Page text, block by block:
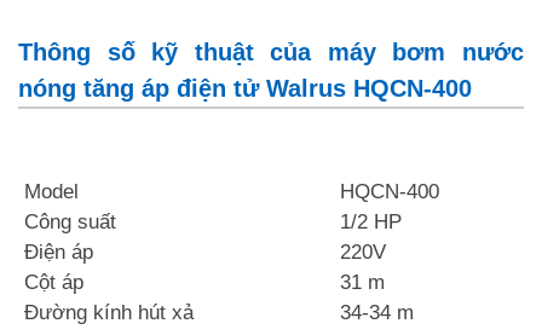
Thông số kỹ thuật của máy bơm nước
nóng tăng áp điện tử Walrus HQCN-400
Model
HQCN-400
Công suất
1/2 HP
Điện áp
220V
Cột áp
31 m
Đường kính hút xả
34-34 m